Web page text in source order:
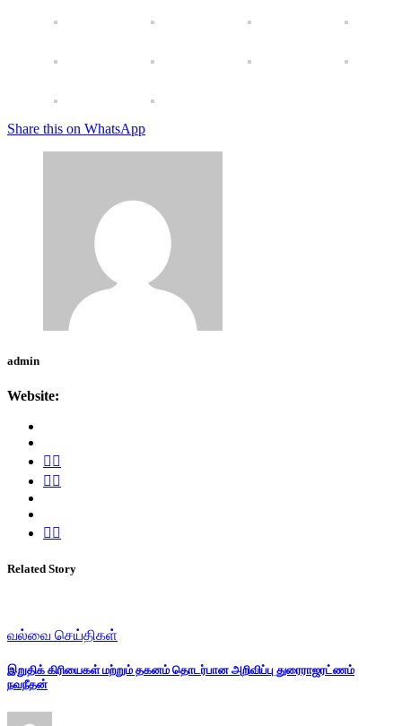
Share this on WhatsApp
admin
Website:
Related Story
வல்வை செய்திகள்
இறுதிக் கிரியைகள் மற்றும் தகனம் தொடர்பான அறிவிப்பு துரைராஜரட்ணம்
நவநீதன்